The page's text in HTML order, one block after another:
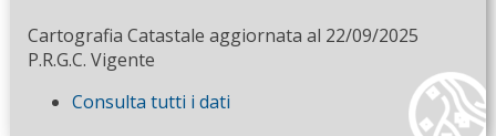
Cartografia Catastale aggiornata al 22/09/2025
P.R.G.C. Vigente
Consulta tutti i dati